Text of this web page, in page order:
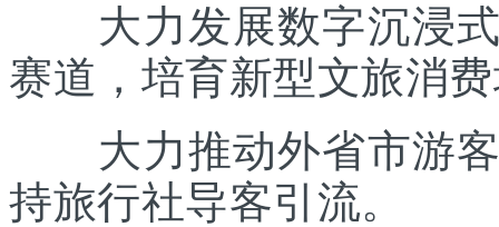
大力发展数字沉浸式
赛道，培育新型文旅消
大力推动外省市游客
持旅行社导客引流。